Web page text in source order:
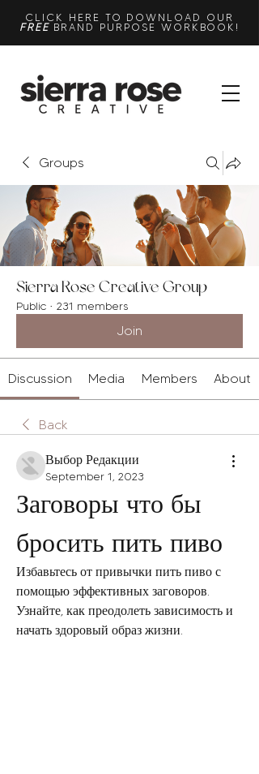
CLICK HERE TO DOWNLOAD OUR
FREEBRAND PURPOSE WORKBOOK!
Groups
Sierra Rose Creative Group
Public · 231 members
Join
Discussion Media Members About
Back
Выбор Редакции
September 1, 2023
Заговоры что бы
бросить пить пиво
Избавьтесь от привычки пить пиво с
помощью эффективных заговоров.
Узнайте, как преодолеть зависимость и
начать здоровый образ жизни.